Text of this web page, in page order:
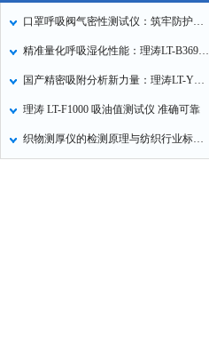
口罩呼吸阀气密性测试仪：筑牢防护口罩的质量关卡
精准量化呼吸湿化性能：理涛LT-B369湿化器数据采集装置技术解析
国产精密吸附分析新力量：理涛LT-Y019A全自动高压吸附仪的性能与应用解析
理涛 LT-F1000 吸油值测试仪 准确可靠
织物测厚仪的检测原理与纺织行业标准化应用